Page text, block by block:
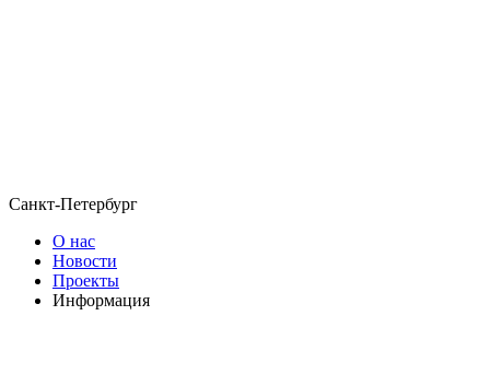
Санкт-Петербург
О нас
Новости
Проекты
Информация